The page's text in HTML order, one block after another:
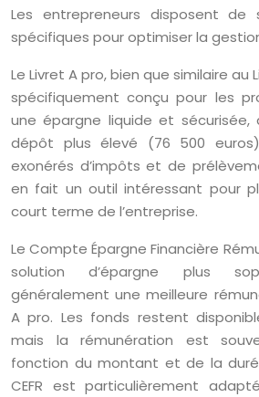
Les entrepreneurs disposent de
spécifiques pour optimiser la
Le Livret A pro, bien que similaire au
spécifiquement conçu pour les
une épargne liquide et
dépôt plus élevé (76 500
exonérés d’impôts et de
en fait un outil intéressant pour
court terme de l’entreprise.
Le Compte Épargne Financière
solution d’épargne plus
généralement une meilleure
A pro. Les fonds restent
mais la rémunération est
fonction du montant et de la
CEFR est particulièrement